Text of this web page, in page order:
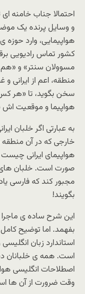
احتمالا جناب خامنه
و وسایل پرنده یک
کشور تماس رادیویی
مسوولان سنتر» و «هم
منطقه، اعم از ایرانی
سخن بگوید، تا «هر
هواپیما و موقعیت اش
به عبارتی اگر خلبان
خارجی که در آن
هواپیمای ایرانی
صورت است. خلبان
مجبور کند که فارسی
بگویند!
این شرح ساده ی ماجرا
بفهمد. اما توضیح
استاندارد زبان
است. همه ی خلبانان
اصطلاحات انگلیسی
وقت ضرورت از آن ها